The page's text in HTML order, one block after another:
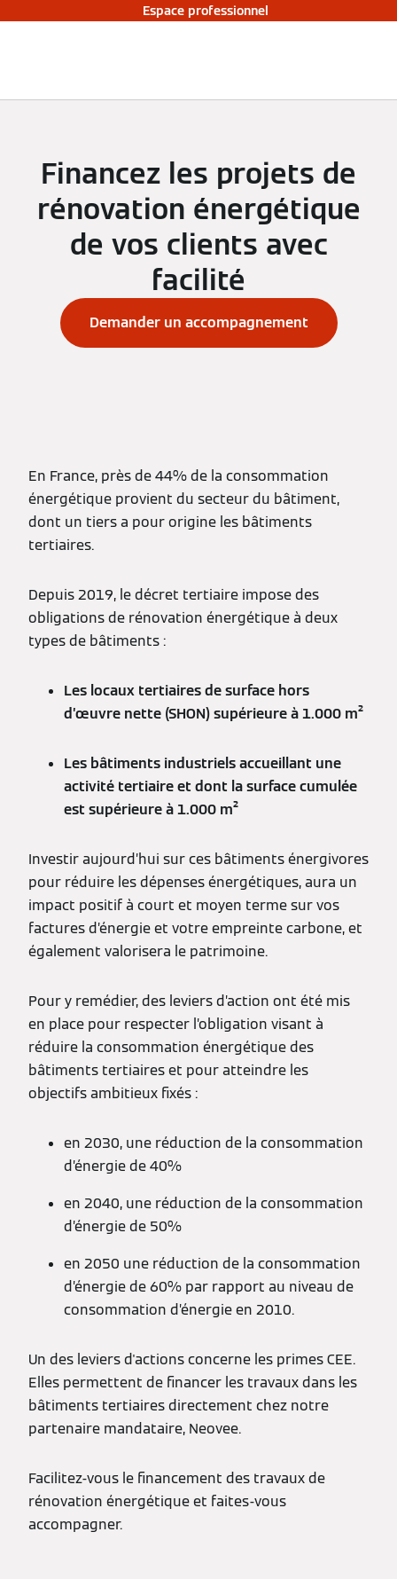
Espace professionnel
Financez les projets de
rénovation énergétique
de vos clients avec
facilité
Demander un accompagnement
En France, près de 44% de la consommation
énergétique provient du secteur du bâtiment,
dont un tiers a pour origine les bâtiments
tertiaires.
Depuis 2019, le décret tertiaire impose des
obligations de rénovation énergétique à deux
types de bâtiments :
Les locaux tertiaires de surface hors
d’œuvre nette (SHON) supérieure à 1.000 m²
Les bâtiments industriels accueillant une
activité tertiaire et dont la surface cumulée
est supérieure à 1.000 m²
Investir aujourd’hui sur ces bâtiments énergivores
pour réduire les dépenses énergétiques, aura un
impact positif à court et moyen terme sur vos
factures d’énergie et votre empreinte carbone, et
également valorisera le patrimoine.
Pour y remédier, des leviers d’action ont été mis
en place pour respecter l’obligation visant à
réduire la consommation énergétique des
bâtiments tertiaires et pour atteindre les
objectifs ambitieux fixés :
en 2030, une réduction de la consommation
d’énergie de 40%
en 2040, une réduction de la consommation
d’énergie de 50%
en 2050 une réduction de la consommation
d’énergie de 60% par rapport au niveau de
consommation d’énergie en 2010.
Un des leviers d'actions concerne les primes CEE.
Elles permettent de financer les travaux dans les
bâtiments tertiaires directement chez notre
partenaire mandataire, Neovee.
Facilitez-vous le financement des travaux de
rénovation énergétique et faites-vous
accompagner.